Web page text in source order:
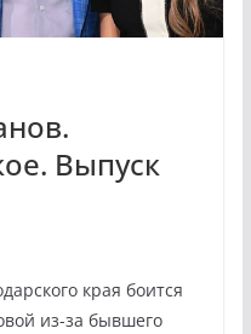
Выпуск
края боится
из-за бывшего